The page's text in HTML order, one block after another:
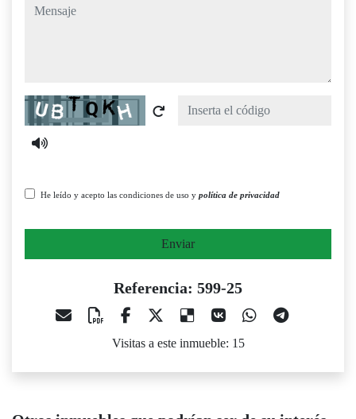
mensaje
Captcha
He leído y acepto las condiciones de uso y política de privacidad
Enviar
Referencia: 599-25
Visitas a este inmueble: 15